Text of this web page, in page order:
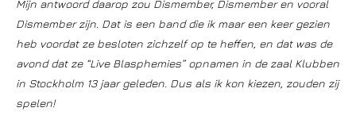
Mijn antwoord daarop zou Dismember, Dismember en vooral
Dismember zijn. Dat is een band die ik maar een keer gezien
heb voordat ze besloten zichzelf op te heffen, en dat was de
avond dat ze “Live Blasphemies” opnamen in de zaal Klubben
in Stockholm 13 jaar geleden. Dus als ik kon kiezen, zouden zij
spelen!